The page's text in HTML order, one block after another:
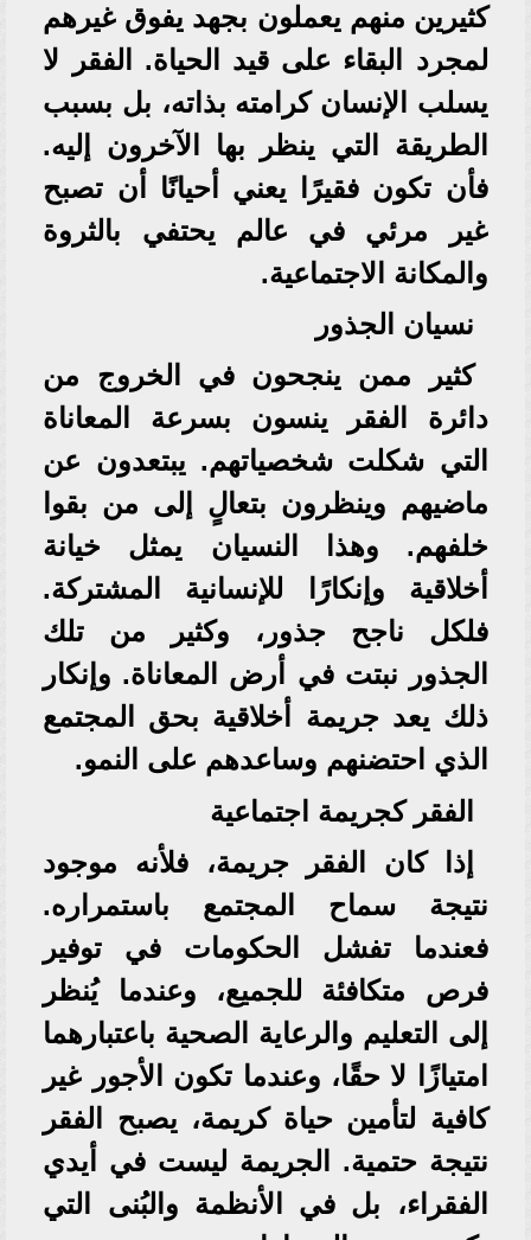
كثيرين منهم يعملون بجهد يفوق غيرهم
لمجرد البقاء على قيد الحياة. الفقر لا
يسلب الإنسان كرامته بذاته، بل بسبب
الطريقة التي ينظر بها الآخرون إليه.
فأن تكون فقيرًا يعني أحيانًا أن تصبح
غير مرئي في عالم يحتفي بالثروة
والمكانة الاجتماعية.
نسيان الجذور
كثير ممن ينجحون في الخروج من
دائرة الفقر ينسون بسرعة المعاناة
التي شكلت شخصياتهم. يبتعدون عن
ماضيهم وينظرون بتعالٍ إلى من بقوا
خلفهم. وهذا النسيان يمثل خيانة
أخلاقية وإنكارًا للإنسانية المشتركة.
فلكل ناجح جذور، وكثير من تلك
الجذور نبتت في أرض المعاناة. وإنكار
ذلك يعد جريمة أخلاقية بحق المجتمع
الذي احتضنهم وساعدهم على النمو.
الفقر كجريمة اجتماعية
إذا كان الفقر جريمة، فلأنه موجود
نتيجة سماح المجتمع باستمراره.
فعندما تفشل الحكومات في توفير
فرص متكافئة للجميع، وعندما يُنظر
إلى التعليم والرعاية الصحية باعتبارهما
امتيازًا لا حقًا، وعندما تكون الأجور غير
كافية لتأمين حياة كريمة، يصبح الفقر
نتيجة حتمية. الجريمة ليست في أيدي
الفقراء، بل في الأنظمة والبُنى التي